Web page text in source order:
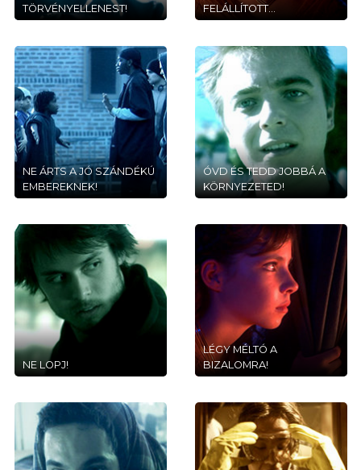
TÖRVÉNYELLENEST!
FELÁLLÍTOTT...
NE ÁRTS A JÓ SZÁNDÉKÚ
EMBEREKNEK!
ÓVD ÉS TEDD JOBBÁ A
KÖRNYEZETED!
NE LOPJ!
LÉGY MÉLTÓ A
BIZALOMRA!